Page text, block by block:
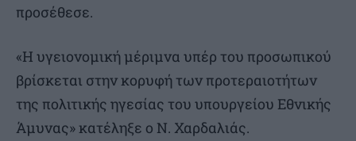
προσέθεσε.
«Η υγειονομική μέριμνα υπέρ του προσωπικού
βρίσκεται στην κορυφή των προτεραιοτήτων
της πολιτικής ηγεσίας του υπουργείου Εθνικής
Άμυνας» κατέληξε ο Ν. Χαρδαλιάς.